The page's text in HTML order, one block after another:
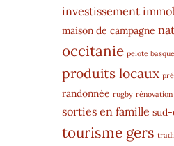
investissement
maison de campagne
occitanie pelote basque
produits locaux
randonnée rugby
sorties en famille
tourisme gers